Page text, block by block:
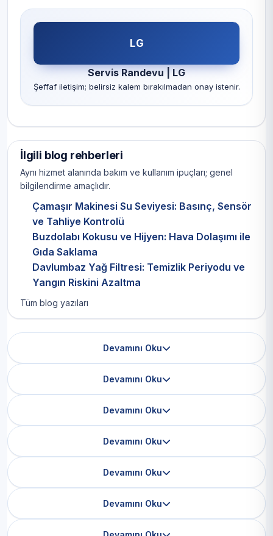
LG
Servis Randevu | LG
Şeffaf iletişim; belirsiz kalem bırakılmadan onay istenir.
İlgili blog rehberleri
Aynı hizmet alanında bakım ve kullanım ipuçları; genel
bilgilendirme amaçlıdır.
Çamaşır Makinesi Su Seviyesi: Basınç, Sensör
ve Tahliye Kontrolü
Buzdolabı Kokusu ve Hijyen: Hava Dolaşımı ile
Gıda Saklama
Davlumbaz Yağ Filtresi: Temizlik Periyodu ve
Yangın Riskini Azaltma
Tüm blog yazıları
Devamını Oku
Devamını Oku
Devamını Oku
Devamını Oku
Devamını Oku
Devamını Oku